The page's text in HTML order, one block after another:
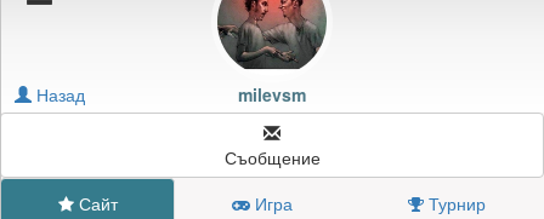
Картичките на milevsm
Блокирай milevsm milevsm
Назад
Съобщение
Сайт
Игра Турнир